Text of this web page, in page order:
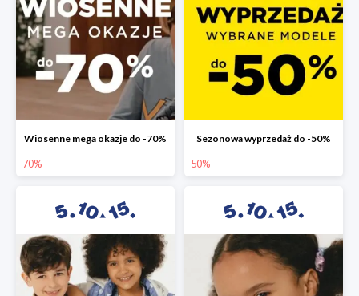
Wiosenne mega okazje do -70%
70%
Sezonowa wyprzedaż do -50%
50%